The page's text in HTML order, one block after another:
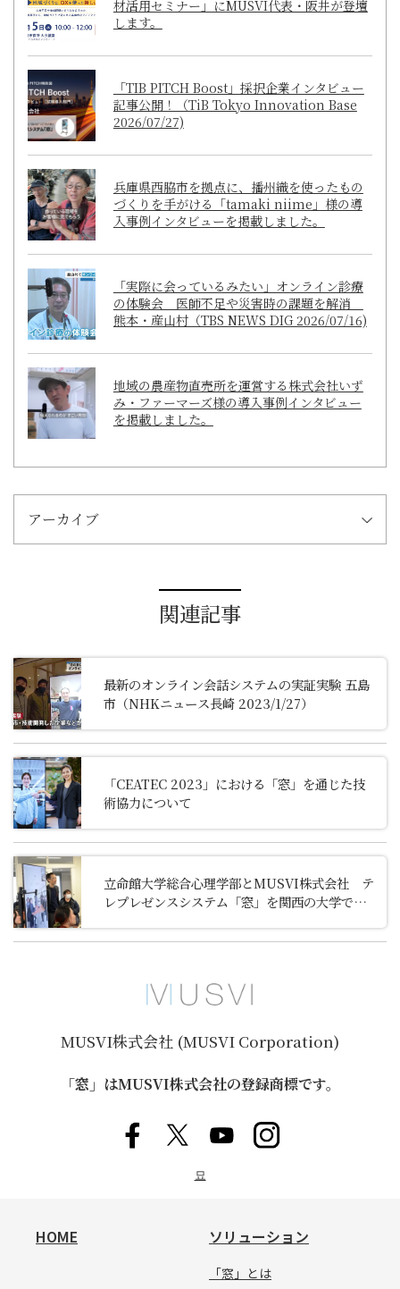
材活用セミナー」にMUSVI代表・阪井が登壇
します。
「TIB PITCH Boost」採択企業インタビュー
記事公開！（TiB Tokyo Innovation Base
2026/07/27)
兵庫県西脇市を拠点に、播州織を使ったもの
づくりを手がける「tamaki niime」様の導
入事例インタビューを掲載しました。
「実際に会っているみたい」オンライン診療
の体験会 医師不足や災害時の課題を解消
熊本・産山村（TBS NEWS DIG 2026/07/16)
地域の農産物直売所を運営する株式会社いず
み・ファーマーズ様の導入事例インタビュー
を掲載しました。
アーカイブ
関連記事
最新のオンライン会話システムの実証実験 五島
市（NHKニュース長崎 2023/1/27）
「CEATEC 2023」における「窓」を通じた技
術協力について
立命館大学総合心理学部とMUSVI株式会社 テ
レプレゼンスシステム「窓」を関西の大学で初
高大連携を加速～ ■DXハイスクール構想への貢
MUSVI株式会社 (MUSVI Corporation)
「窓」はMUSVI株式会社の登録商標です。
묘
HOME ソリューション
「窓」とは